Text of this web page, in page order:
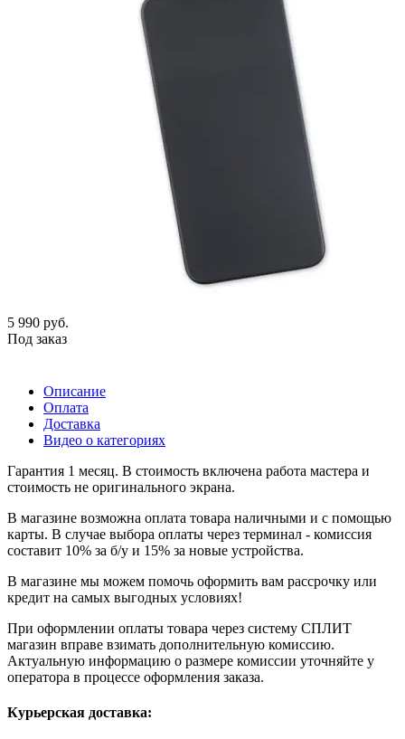
5 990 руб.
Под заказ
Описание
Оплата
Доставка
Видео о категориях
Гарантия 1 месяц. В стоимость включена работа мастера и
стоимость не оригинального экрана.
В магазине возможна оплата товара наличными и с помощью
карты. В случае выбора оплаты через терминал - комиссия
составит 10% за б/у и 15% за новые устройства.
В магазине мы можем помочь оформить вам рассрочку или
кредит на самых выгодных условиях!
При оформлении оплаты товара через систему СПЛИТ
магазин вправе взимать дополнительную комиссию.
Актуальную информацию о размере комиссии уточняйте у
оператора в процессе оформления заказа.
Курьерская доставка: